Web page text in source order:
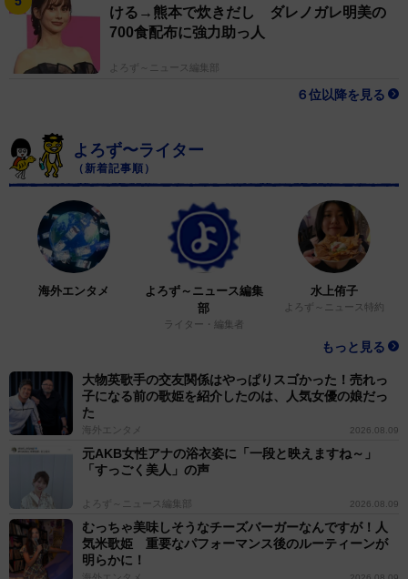
ける→熊本で炊きだし ダレノガレ明美の
700食配布に強力助っ人
よろず～ニュース編集部
６位以降を見る
よろず〜ライター
（新着記事順）
海外エンタメ
よろず～ニュース編集
部
ライター・編集者
水上侑子
よろず～ニュース特約
もっと見る
大物英歌手の交友関係はやっぱりスゴかった！売れっ
子になる前の歌姫を紹介したのは、人気女優の娘だっ
た
海外エンタメ 2026.08.09
元AKB女性アナの浴衣姿に「一段と映えますね～」
「すっごく美人」の声
よろず～ニュース編集部 2026.08.09
むっちゃ美味しそうなチーズバーガーなんですが！人
気米歌姫 重要なパフォーマンス後のルーティーンが
明らかに！